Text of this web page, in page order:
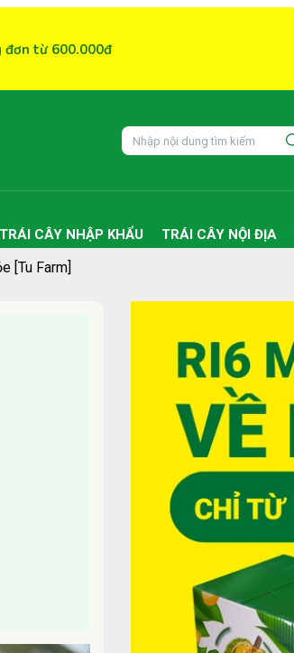
đơn từ 600.000đ
TRÁI CÂY NHẬP KHẨU TRÁI CÂY NỘI ĐỊA
[Tu Farm]